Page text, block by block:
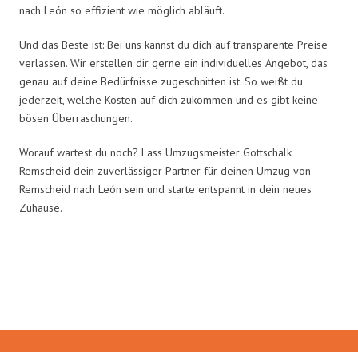
nach León so effizient wie möglich abläuft.
Und das Beste ist: Bei uns kannst du dich auf transparente Preise
verlassen. Wir erstellen dir gerne ein individuelles Angebot, das
genau auf deine Bedürfnisse zugeschnitten ist. So weißt du
jederzeit, welche Kosten auf dich zukommen und es gibt keine
bösen Überraschungen.
Worauf wartest du noch? Lass Umzugsmeister Gottschalk
Remscheid dein zuverlässiger Partner für deinen Umzug von
Remscheid nach León sein und starte entspannt in dein neues
Zuhause.